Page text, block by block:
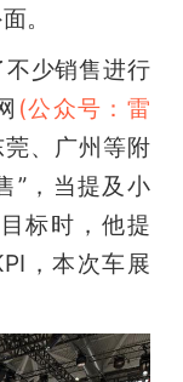
。
少销售进行
(公众号：雷
莞、广州等附
”，当提及小
标时，他提
，本次车展